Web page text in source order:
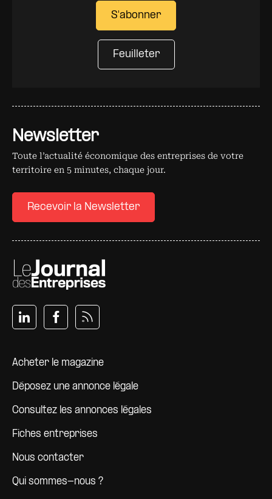
Newsletter
Toute l’actualité économique des entreprises de votre
territoire en 5 minutes, chaque jour.
Recevoir la Newsletter
Pied de page
Acheter le magazine
Déposez une annonce légale
Consultez les annonces légales
Fiches entreprises
Nous contacter
Qui sommes-nous ?
S'abonner
Feuilleter